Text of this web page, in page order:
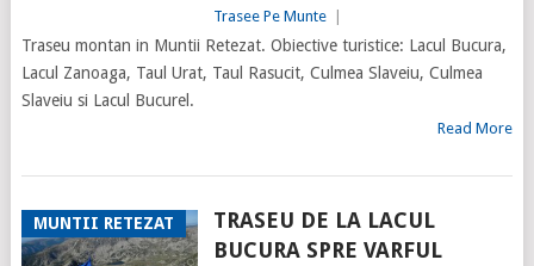
Trasee Pe Munte
Traseu montan in Muntii Retezat. Obiective turistice: Lacul Bucura,
Lacul Zanoaga, Taul Urat, Taul Rasucit, Culmea Slaveiu, Culmea
Slaveiu si Lacul Bucurel.
Read More
MUNTII RETEZAT
TRASEU DE LA LACUL
BUCURA SPRE VARFUL